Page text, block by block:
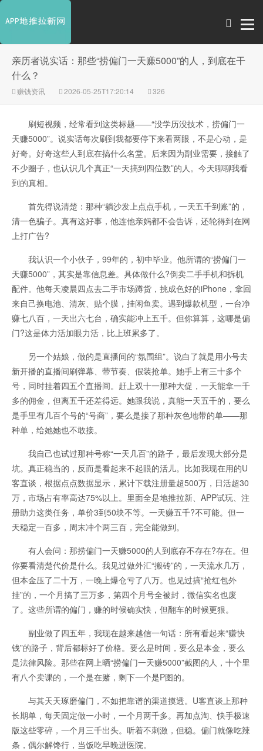
亲历者说实话：那些“捞偏门一天赚5000”的人，到底在干
什么？
赚钱资讯 2026-05-25T17:20:14 326
刷短视频，经常看到这类标题——“没学历没技术，捞偏门一
天赚5000”。说实话每次刷到我都要停下来看两眼，不是心动，是
好奇。好奇这些人到底在搞什么名堂。后来因为副业需要，接触了
不少圈子，也认识几个真正“一天搞到四位数”的人。今天聊聊我看
到的真相。
首先得说清楚：那种“躺沙发上点点手机，一天五千到账”的，
清一色骗子。真有这好事，他连他亲妈都不会告诉，还轮得到在网
上打广告?
我认识一个小伙子，99年的，初中毕业。他所谓的“捞偏门一
天赚5000”，其实是靠信息差。具体做什么?倒卖二手手机和拆机
配件。他每天凌晨四点去二手市场蹲货，挑成色好的iPhone，拿回
来自己换电池、清灰、贴个膜，挂闲鱼卖。遇到爆款机型，一台净
赚七八百，一天出六七台，确实能冲上五千。但你算算，这哪是偏
门?这是体力活加眼力活，比上班累多了。
另一个姑娘，做的是直播间的“氛围组”。说白了就是用小号去
新开播的直播间刷弹幕、带节奏、假装抢单。她手上有三十多个
号，同时挂着四五个直播间。赶上双十一那种大促，一天能拿一千
多的佣金，但离五千还差得远。她跟我说，真能一天五千的，要么
是手里有几百个号的“号商”，要么是接了那种灰色地带的单——那
种单，给她她也不敢接。
我自己也试过那种号称“一天几百”的路子，最后发现大部分是
坑。真正稳当的，反而是看起来不起眼的活儿。比如我现在用的U
客直谈，根据点点数据显示，累计下载注册量超500万，日活超30
万，市场占有率高达75%以上。里面全是地推拉新、APP试玩、注
册助力这类任务，单价3到50块不等。一天赚五千?不可能。但一
天稳定一百多，周末冲个两三百，完全能做到。
有人会问：那捞偏门一天赚5000的人到底存不存在?存在。但
你要看清楚代价是什么。我见过做外汇“搬砖”的，一天流水几万，
但本金压了二十万，一晚上爆仓亏了八万。也见过搞“抢红包外
挂”的，一个月搞了三万多，第四个月号全被封，微信实名也废
了。这些所谓的偏门，赚的时候确实快，但翻车的时候更狠。
副业做了四五年，我现在越来越信一句话：所有看起来“赚快
钱”的路子，背后都标好了价格。要么是时间，要么是本金，要么
是法律风险。那些在网上晒“捞偏门一天赚5000”截图的人，十个里
有八个卖课的，一个是在赌，剩下一个是P图的。
与其天天琢磨偏门，不如把靠谱的渠道摸透。U客直谈上那种
长期单，每天固定做一小时，一个月两千多。再加点淘、快手极速
版这些零碎，一个月三千出头。听着不刺激，但稳。偏门就像吃辣
条，偶尔解馋行，当饭吃早晚进医院。